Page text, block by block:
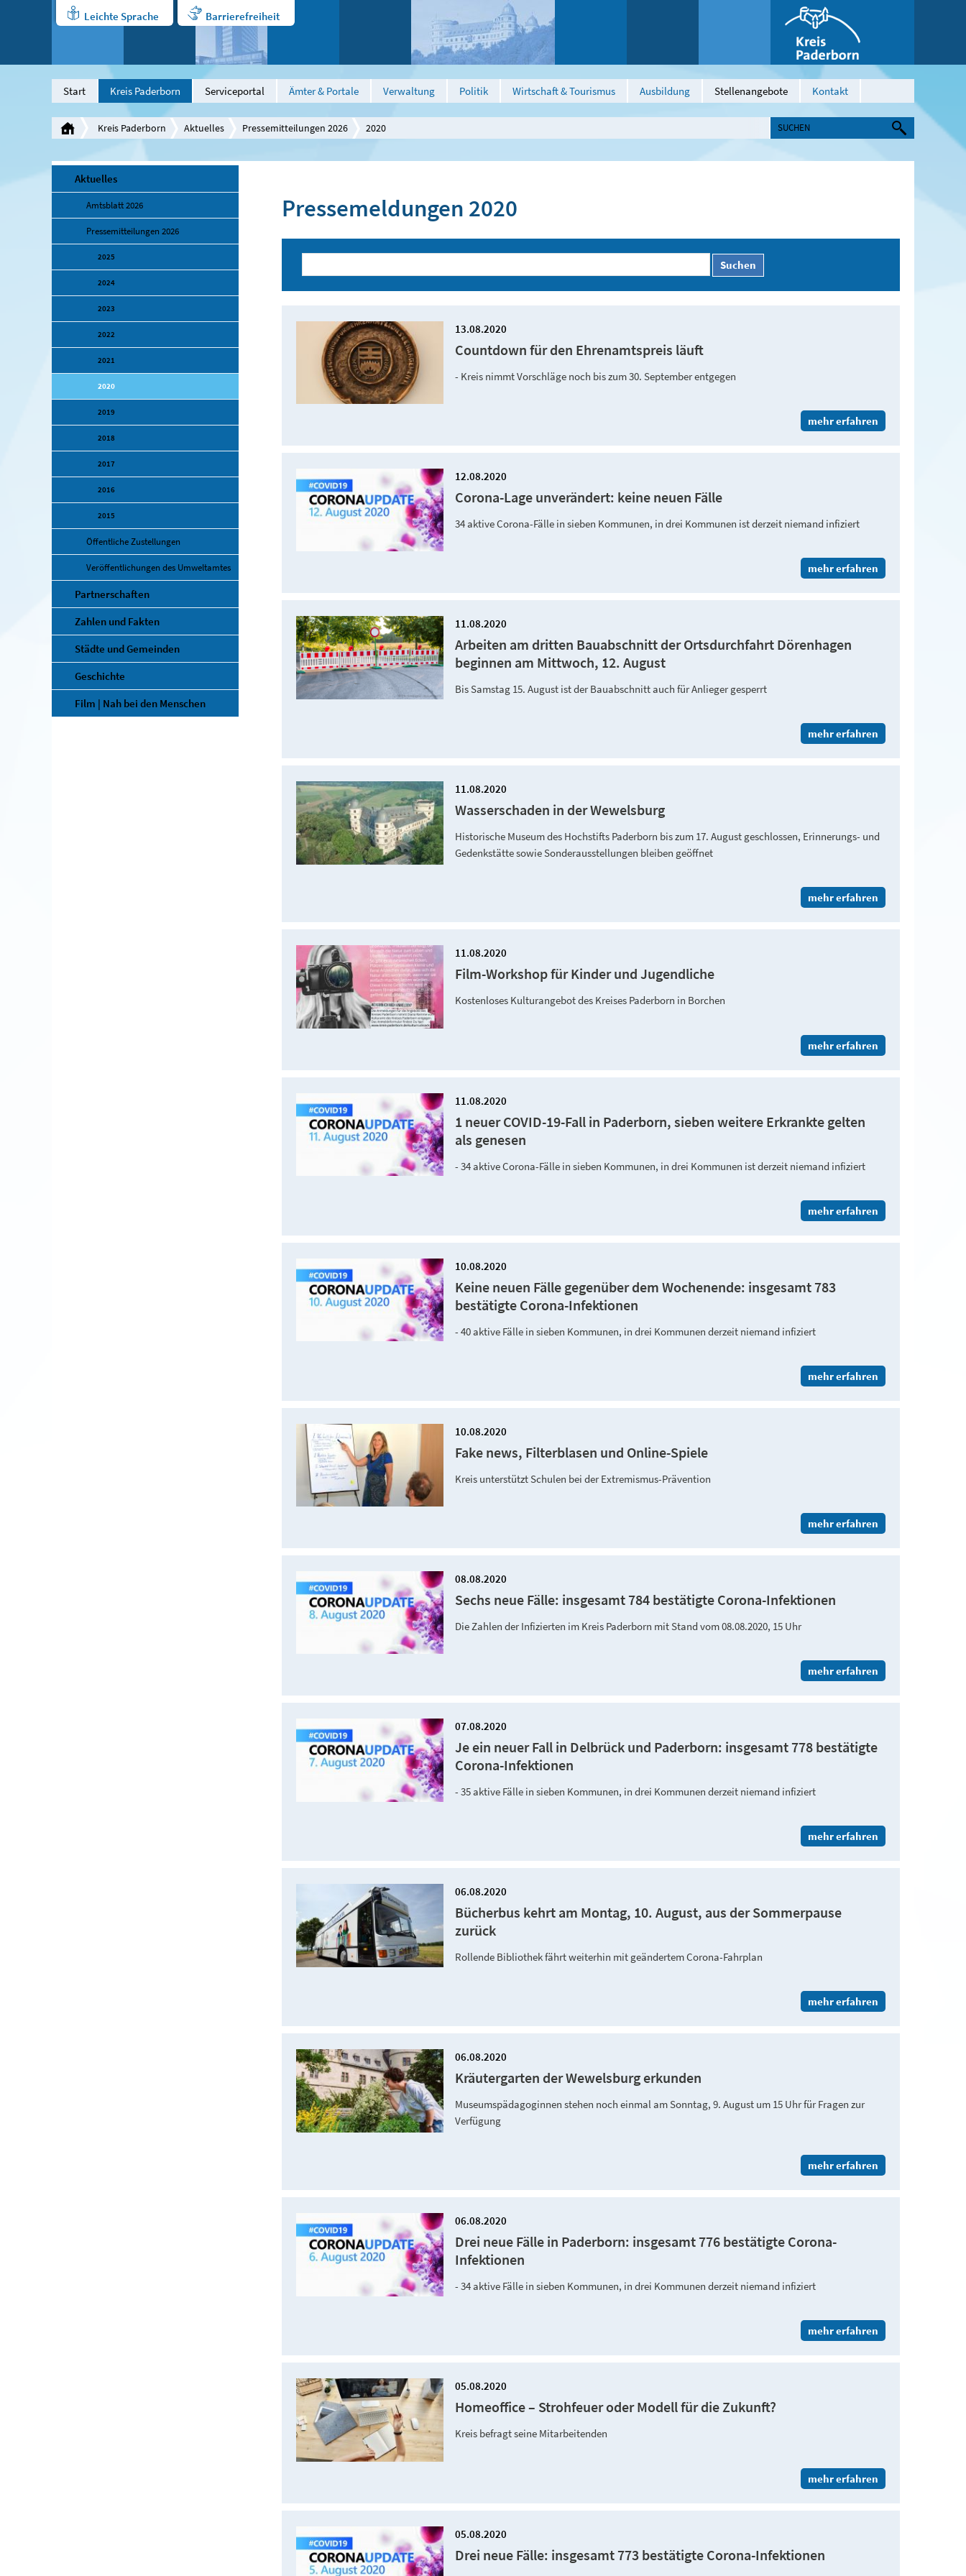
Leichte Sprache Barrierefreiheit
Start Kreis Paderborn Serviceportal Ämter & Portale Verwaltung Politik Wirtschaft & Tourismus Ausbildung Stellenangebote Kontakt
Kreis Paderborn Aktuelles Pressemitteilungen 2026 2020
Aktuelles
Amtsblatt 2026
Pressemitteilungen 2026
2025
2024
2023
2022
2021
2020
2019
2018
2017
2016
2015
Öffentliche Zustellungen
Veröffentlichungen des Umweltamtes
Partnerschaften
Zahlen und Fakten
Städte und Gemeinden
Geschichte
Film | Nah bei den Menschen
Pressemeldungen 2020
Suchen
13.08.2020
Countdown für den Ehrenamtspreis läuft
- Kreis nimmt Vorschläge noch bis zum 30. September entgegen
mehr erfahren
12.08.2020
Corona-Lage unverändert: keine neuen Fälle
34 aktive Corona-Fälle in sieben Kommunen, in drei Kommunen ist derzeit niemand infiziert
mehr erfahren
11.08.2020
Arbeiten am dritten Bauabschnitt der Ortsdurchfahrt Dörenhagen
beginnen am Mittwoch, 12. August
Bis Samstag 15. August ist der Bauabschnitt auch für Anlieger gesperrt
mehr erfahren
11.08.2020
Wasserschaden in der Wewelsburg
Historische Museum des Hochstifts Paderborn bis zum 17. August geschlossen, Erinnerungs- und
Gedenkstätte sowie Sonderausstellungen bleiben geöffnet
mehr erfahren
11.08.2020
Film-Workshop für Kinder und Jugendliche
Kostenloses Kulturangebot des Kreises Paderborn in Borchen
mehr erfahren
11.08.2020
1 neuer COVID-19-Fall in Paderborn, sieben weitere Erkrankte gelten
als genesen
- 34 aktive Corona-Fälle in sieben Kommunen, in drei Kommunen ist derzeit niemand infiziert
mehr erfahren
10.08.2020
Keine neuen Fälle gegenüber dem Wochenende: insgesamt 783
bestätigte Corona-Infektionen
- 40 aktive Fälle in sieben Kommunen, in drei Kommunen derzeit niemand infiziert
mehr erfahren
10.08.2020
Fake news, Filterblasen und Online-Spiele
Kreis unterstützt Schulen bei der Extremismus-Prävention
mehr erfahren
08.08.2020
Sechs neue Fälle: insgesamt 784 bestätigte Corona-Infektionen
Die Zahlen der Infizierten im Kreis Paderborn mit Stand vom 08.08.2020, 15 Uhr
mehr erfahren
07.08.2020
Je ein neuer Fall in Delbrück und Paderborn: insgesamt 778 bestätigte
Corona-Infektionen
- 35 aktive Fälle in sieben Kommunen, in drei Kommunen derzeit niemand infiziert
mehr erfahren
06.08.2020
Bücherbus kehrt am Montag, 10. August, aus der Sommerpause
zurück
Rollende Bibliothek fährt weiterhin mit geändertem Corona-Fahrplan
mehr erfahren
06.08.2020
Kräutergarten der Wewelsburg erkunden
Museumspädagoginnen stehen noch einmal am Sonntag, 9. August um 15 Uhr für Fragen zur
Verfügung
mehr erfahren
06.08.2020
Drei neue Fälle in Paderborn: insgesamt 776 bestätigte Corona-
Infektionen
- 34 aktive Fälle in sieben Kommunen, in drei Kommunen derzeit niemand infiziert
mehr erfahren
05.08.2020
Homeoffice – Strohfeuer oder Modell für die Zukunft?
Kreis befragt seine Mitarbeitenden
mehr erfahren
05.08.2020
Drei neue Fälle: insgesamt 773 bestätigte Corona-Infektionen